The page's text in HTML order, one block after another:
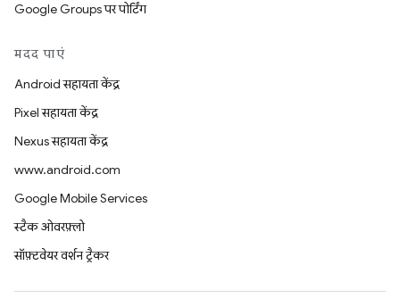
Google Groups पर पोर्टिंग
मदद पाएं
Android सहायता केंद्र
Pixel सहायता केंद्र
Nexus सहायता केंद्र
www.android.com
Google Mobile Services
स्टैक ओवरफ़्लो
सॉफ़्टवेयर वर्शन ट्रैकर